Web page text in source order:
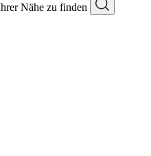
Nähe zu finden